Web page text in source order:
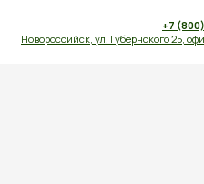
+7
Новороссийск, ул. Губернского 25,